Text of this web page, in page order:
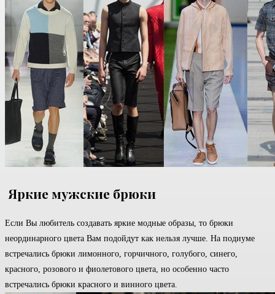
Яркие мужские брюки
Если Вы любитель создавать яркие модные образы, то брюки
неординарного цвета Вам подойдут как нельзя лучше. На подиуме
встречались брюки лимонного, горчичного, голубого, синего,
красного, розового и фиолетового цвета, но особенно часто
встречались брюки красного и винного цвета.